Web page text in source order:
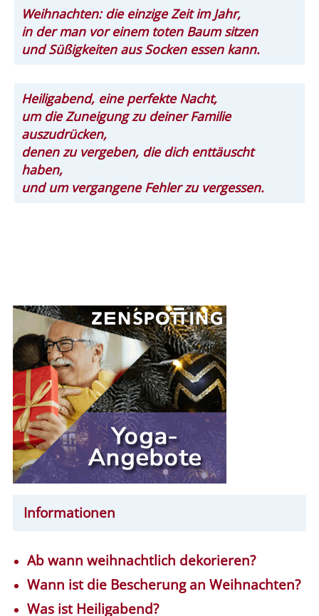
Weihnachten: die einzige Zeit im Jahr,
in der man vor einem toten Baum sitzen
und Süßigkeiten aus Socken essen kann.
Heiligabend, eine perfekte Nacht,
um die Zuneigung zu deiner Familie
auszudrücken,
denen zu vergeben, die dich enttäuscht
haben,
und um vergangene Fehler zu vergessen.
Informationen
Ab wann weihnachtlich dekorieren?
Wann ist die Bescherung an Weihnachten?
Was ist Heiligabend?